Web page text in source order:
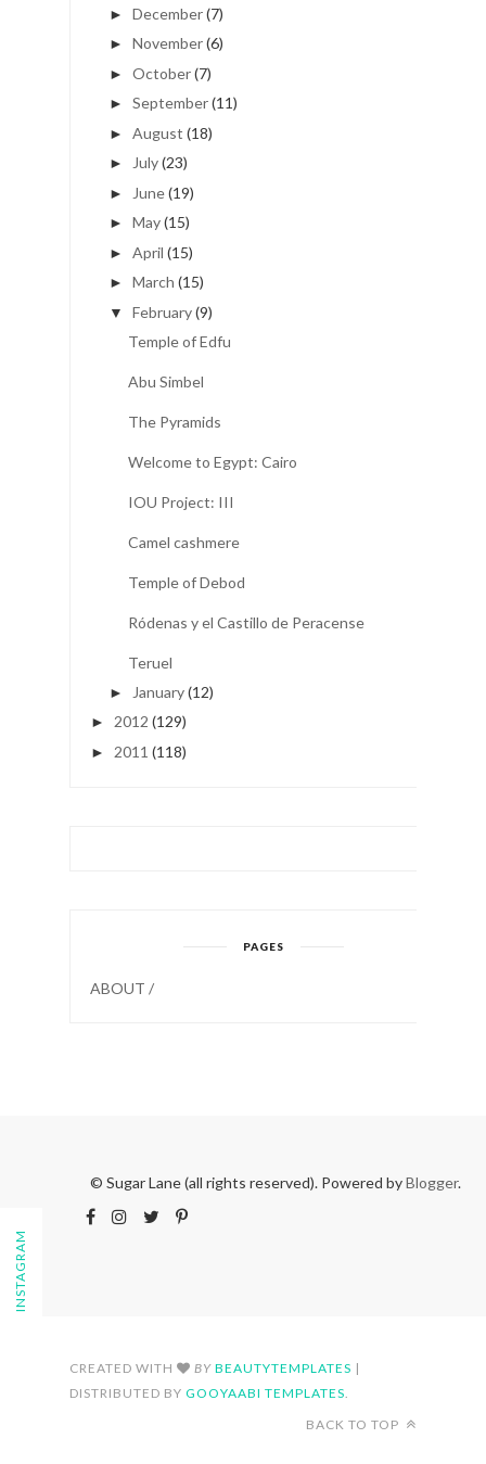
► December(7)
► November(6)
► October(7)
► September(11)
► August (18)
► July(23)
► June(19)
► May(15)
► April (15)
► March (15)
▼ February(9)
Temple of Edfu
Abu Simbel
The Pyramids
Welcome to Egypt: Cairo
IOU Project: III
Camel cashmere
Temple of Debod
Ródenas y el Castillo de Peracense
Teruel
► January(12)
► 2012 (129)
► 2011 (118)
PAGES
ABOUT /
© Sugar Lane (all rights reserved). Powered byBlogger.
FOLLOW ON INSTAGRAM CREATED WITH BY BEAUTYTEMPLATES |
DISTRIBUTED BY GOOYAABI TEMPLATES
BACK TO TOP